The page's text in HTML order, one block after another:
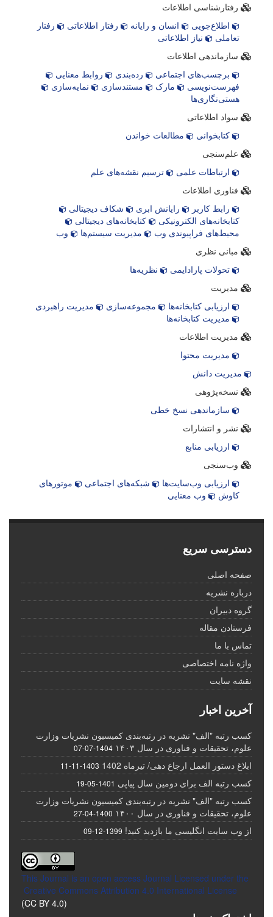
رفتارشناسی اطلاعات
اطلاع‌جویی
انسان و رایانه رفتار اطلاعاتی
رفتار
تعاملی
نیاز اطلاعاتی
سازماندهی اطلاعات
برچسب‌های اجتماعی
رده‌بندی
روابط معنایی
فهرست‌نویسی
مارک مستندسازی
نمایه‌سازی
هستی‌نگاری‌ها
سواد اطلاعاتی
کتابخوانی
مطالعات خواندن
علم‌سنجی
ارتباطات علمی
ترسیم نقشه‌های علم
فناوری اطلاعات
رابط کاربر
رایانش ابری
شکاف دیجیتالی
کتابخانه‌های الکترونیکی
کتابخانه‌های دیجیتالی
محیط‌های فراپیوندی وب
مدیریت سیستم‌ها
وب
مبانی نظری
تحولات پارادایمی
نظریه‌ها
مدیریت
ارزیابی کتابخانه‌ها
مجموعه‌سازی
مدیریت راهبردی
مدیریت کتابخانه‌ها
مدیریت اطلاعات
مدیریت محتوا
مدیریت دانش
نسخه‌پژوهی
سازماندهی نسخ خطی
نشر و انتشارات
ارزیابی منابع
وب‌سنجی
ارزیابی وب‌سایت‌ها
شبکه‌های اجتماعی
موتورهای
کاوش
وب معنایی
دسترسی سریع
صفحه اصلی
درباره نشریه
گروه دبیران
فرستادن مقاله
تماس با ما
واژه نامه اختصاصی
نقشه سایت
آخرین اخبار
کسب رتبه "الف" نشریه در رتبه‌بندی کمیسیون نشریات وزارت
علوم، تحقیقات و فناوری در سال ۱۴۰۳
1404-07-07
ابلاغ دستور العمل ارجاع دهی/ تیرماه 1402 1403-11-11
کسب رتبه الف برای دومین سال پیاپی 1401-05-19
کسب رتبه "الف" نشریه در رتبه‌بندی کمیسیون نشریات وزارت
علوم، تحقیقات و فناوری در سال ۱۴۰۰
1400-04-27
از وب سایت انگلیسی ما بازدید کنید! 1399-12-09
This Journal is an open access Journal Licensed under the
Creative Commons Attribution 4.0 International License
(CC BY 4.0)